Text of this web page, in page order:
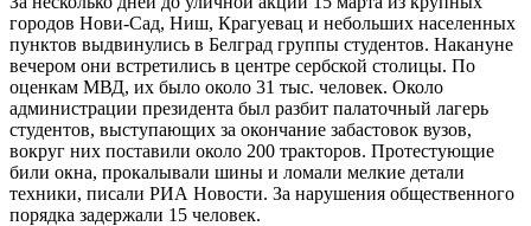
городов Нови-Сад, Ниш, Крагуевац и небольших населенных
пунктов выдвинулись в Белград группы студентов. Накануне
вечером они встретились в центре сербской столицы. По
оценкам МВД, их было около 31 тыс. человек. Около
администрации президента был разбит палаточный лагерь
студентов, выступающих за окончание забастовок вузов,
вокруг них поставили около 200 тракторов. Протестующие
били окна, прокалывали шины и ломали мелкие детали
техники, писали РИА Новости. За нарушения общественного
порядка задержали 15 человек.